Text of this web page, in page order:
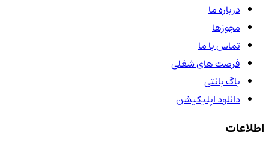
درباره ما
مجوزها
تماس با ما
فرصت های شغلی
باگ بانتی
دانلود اپلیکیشن
اطلاعات